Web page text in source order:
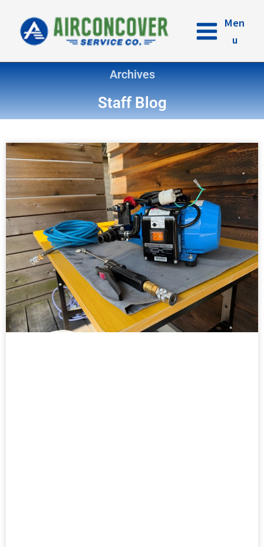
キ
Men
u
Archives
Staff Blog
ペ
ー
ジ
ペ
ー
ジ
ペ
ー
ジ
ペ
ー
ジ